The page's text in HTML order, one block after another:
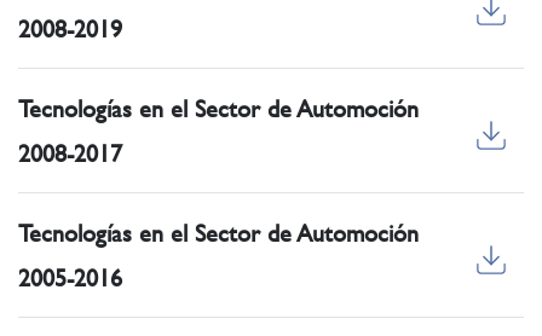
2008-2019
Tecnologías en el Sector de Automoción
2008-2017
Tecnologías en el Sector de Automoción
2005-2016